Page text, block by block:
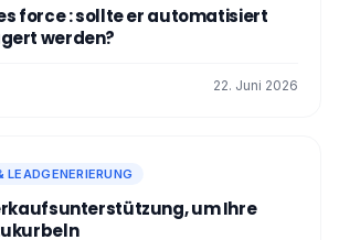
force : sollte er automatisiert
werden?
22. Juni 2026
um Ihre